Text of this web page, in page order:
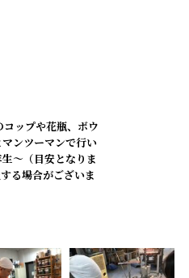
ップや花瓶、ボウ
ンツーマンで行い
～（目安となりま
る場合がございま